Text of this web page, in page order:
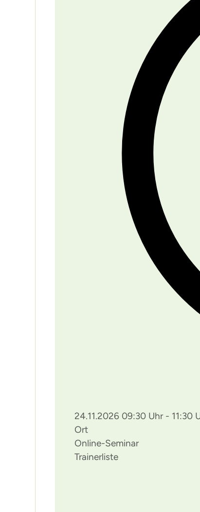
24.11.2026 09:30 Uhr - 11:30
Ort
Online-Seminar
Trainerliste